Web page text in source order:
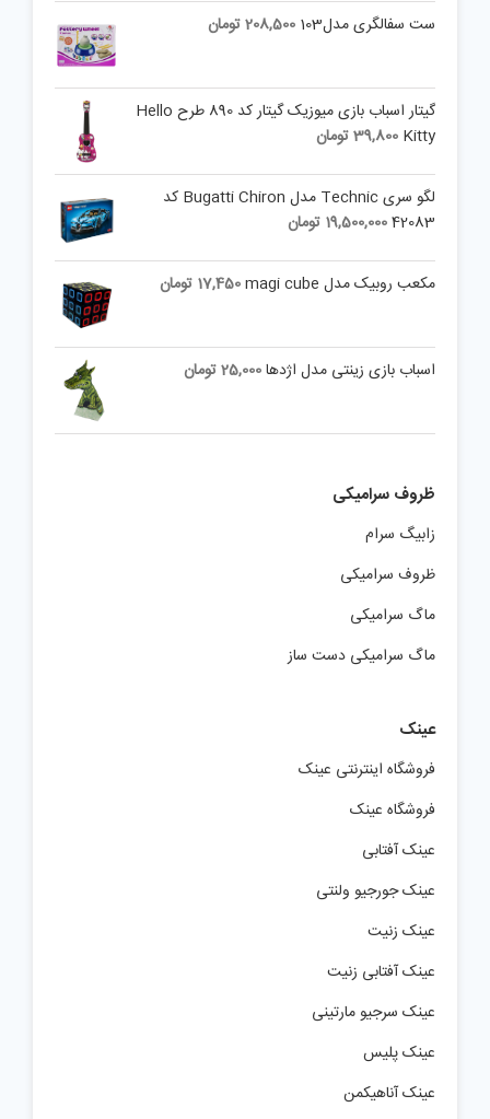
ست سفالگری مدل103 208,500تومان
گیتار اسباب بازی میوزیک گیتار کد 890 طرح Hello
Kitty
39,800تومان
لگو سری Technic مدل Bugatti Chiron کد
42083
19,500,000 تومان
مکعب روبیک مدل magi cube 17,450 تومان
اسباب بازی زینتی مدل اژدها25,000تومان
ظروف سرامیکی
زابیگ سرام
ظروف سرامیکی
ماگ سرامیکی
ماگ سرامیکی دست ساز
عینک
فروشگاه اینترنتی عینک
فروشگاه عینک
عینک آفتابی
عینک جورجیو ولنتی
عینک زنیت
عینک آفتابی زنیت
عینک سرجیو مارتینی
عینک پلیس
عینک آناهیکمن